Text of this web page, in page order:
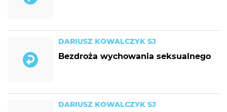
DARIUSZ KOWALCZYK SJ
Bezdroża wychowania seksualnego
DARIUSZ KOWALCZYK SJ